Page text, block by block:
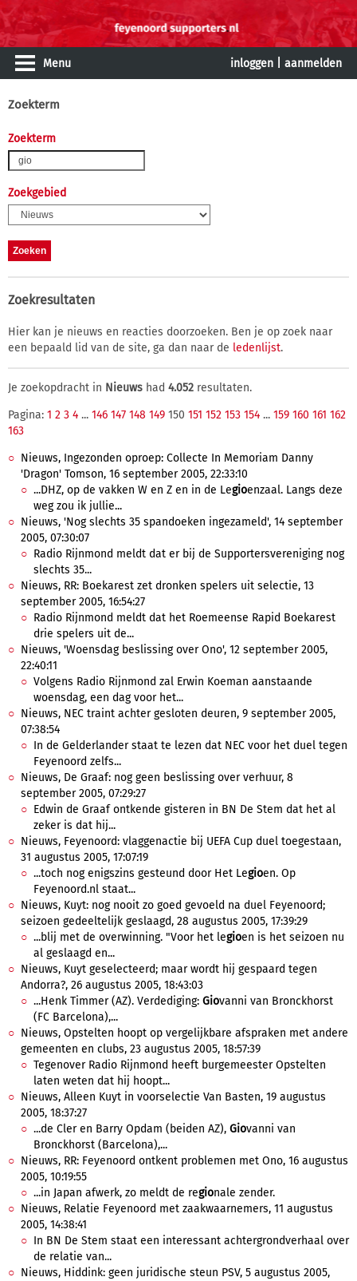
Menu inloggen aanmelden
Zoekterm
Zoekterm
Zoekgebied
Zoekresultaten
Hier kan je nieuws en reacties doorzoeken. Ben je op zoek naar
een bepaald lid van de site, ga dan naar de ledenlijst.
Je zoekopdracht in Nieuws had 4.052 resultaten.
Pagina: 1 2 3 4 ... 146 147 148 149 150 151 152 153 154 ... 159 160 161 162
163
Nieuws, Ingezonden oproep: Collecte In Memoriam Danny
'Dragon' Tomson, 16 september 2005, 22:33:10
...DHZ, op de vakken W en Z en in de Legioenzaal. Langs deze
weg zou ik jullie...
Nieuws, 'Nog slechts 35 spandoeken ingezameld', 14 september
2005, 07:30:07
Radio Rijnmond meldt dat er bij de Supportersvereniging nog
slechts 35...
Nieuws, RR: Boekarest zet dronken spelers uit selectie, 13
september 2005, 16:54:27
Radio Rijnmond meldt dat het Roemeense Rapid Boekarest
drie spelers uit de...
Nieuws, 'Woensdag beslissing over Ono', 12 september 2005,
22:40:11
Volgens Radio Rijnmond zal Erwin Koeman aanstaande
woensdag, een dag voor het...
Nieuws, NEC traint achter gesloten deuren, 9 september 2005,
07:38:54
In de Gelderlander staat te lezen dat NEC voor het duel tegen
Feyenoord zelfs...
Nieuws, De Graaf: nog geen beslissing over verhuur, 8
september 2005, 07:29:27
Edwin de Graaf ontkende gisteren in BN De Stem dat het al
zeker is dat hij...
Nieuws, Feyenoord: vlaggenactie bij UEFA Cup duel toegestaan,
31 augustus 2005, 17:07:19
...toch nog enigszins gesteund door Het Legioen. Op
Feyenoord.nl staat...
Nieuws, Kuyt: nog nooit zo goed gevoeld na duel Feyenoord;
seizoen gedeeltelijk geslaagd, 28 augustus 2005, 17:39:29
...blij met de overwinning. "Voor het legioen is het seizoen nu
al geslaagd en...
Nieuws, Kuyt geselecteerd; maar wordt hij gespaard tegen
Andorra?, 26 augustus 2005, 18:43:03
...Henk Timmer (AZ). Verdediging: Giovanni van Bronckhorst
(FC Barcelona),...
Nieuws, Opstelten hoopt op vergelijkbare afspraken met andere
gemeenten en clubs, 23 augustus 2005, 18:57:39
Tegenover Radio Rijnmond heeft burgemeester Opstelten
laten weten dat hij hoopt...
Nieuws, Alleen Kuyt in voorselectie Van Basten, 19 augustus
2005, 18:37:27
...de Cler en Barry Opdam (beiden AZ), Giovanni van
Bronckhorst (Barcelona),...
Nieuws, RR: Feyenoord ontkent problemen met Ono, 16 augustus
2005, 10:19:55
...in Japan afwerk, zo meldt de regionale zender.
Nieuws, Relatie Feyenoord met zaakwaarnemers, 11 augustus
2005, 14:38:41
In BN De Stem staat een interessant achtergrondverhaal over
de relatie van...
Nieuws, Hiddink: geen juridische steun PSV, 5 augustus 2005,